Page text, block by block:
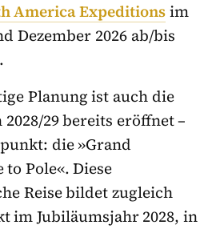
America Expeditionsim
Dezember 2026 ab/bis
Planung ist auch die
29 bereits eröffnet –
die »Grand
Pole«. Diese
Reise bildet zugleich
im Jubiläumsjahr 2028, in